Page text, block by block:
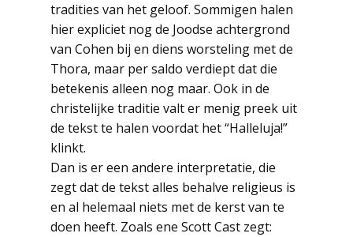
tradities van het geloof. Sommigen halen
hier expliciet nog de Joodse achtergrond
van Cohen bij en diens worsteling met de
Thora, maar per saldo verdiept dat die
betekenis alleen nog maar. Ook in de
christelijke traditie valt er menig preek uit
de tekst te halen voordat het “Halleluja!”
klinkt.
Dan is er een andere interpretatie, die
zegt dat de tekst alles behalve religieus is
en al helemaal niets met de kerst van te
doen heeft. Zoals ene Scott Cast zegt: